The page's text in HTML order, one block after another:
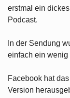
erstmal ein
Podcast.
In der Sendung
einfach ein wenig
Facebook hat
Version